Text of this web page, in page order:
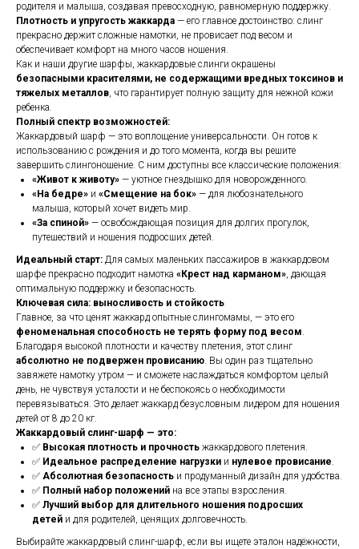
родителя и малыша, создавая превосходную, равномерную поддержку.
Плотность и упругость жаккарда — его главное достоинство: слинг
прекрасно держит сложные намотки, не провисает под весом и
обеспечивает комфорт на много часов ношения.
Как и наши другие шарфы, жаккардовые слинги окрашены
безопасными красителями, не содержащими вредных токсинов и
тяжелых металлов, что гарантирует полную защиту для нежной кожи
ребенка.
Полный спектр возможностей:
Жаккардовый шарф — это воплощение универсальности. Он готов к
использованию с рождения и до того момента, когда вы решите
завершить слингоношение. С ним доступны все классические положения:
«Живот к животу» — уютное гнездышко для новорожденного.
«На бедре» и «Смещение на бок» — для любознательного
малыша, который хочет видеть мир.
«За спиной» — освобождающая позиция для долгих прогулок,
путешествий и ношения подросших детей.
Идеальный старт: Для самых маленьких пассажиров в жаккардовом
шарфе прекрасно подходит намотка «Крест над карманом», дающая
оптимальную поддержку и безопасность.
Ключевая сила: выносливость и стойкость
Главное, за что ценят жаккард опытные слингомамы, — это его
феноменальная способность не терять форму под весом.
Благодаря высокой плотности и качеству плетения, этот слинг
абсолютно не подвержен провисанию. Вы один раз тщательно
завяжете намотку утром — и сможете наслаждаться комфортом целый
день, не чувствуя усталости и не беспокоясь о необходимости
перевязываться. Это делает жаккард безусловным лидером для ношения
детей от 8 до 20 кг.
Жаккардовый слинг-шарф — это:
✅ Высокая плотность и прочность жаккардового плетения.
✅ Идеальное распределение нагрузки и нулевое провисание.
✅ Абсолютная безопасность и продуманный дизайн для удобства.
✅ Полный набор положений на все этапы взросления.
✅ Лучший выбор для длительного ношения подросших
детей и для родителей, ценящих долговечность.
Выбирайте жаккардовый слинг-шарф, если вы ищете эталон надёжности,